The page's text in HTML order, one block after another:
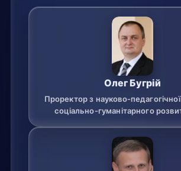
Олег Бугрій
Проректор з науково-
соціально-гуманітарного